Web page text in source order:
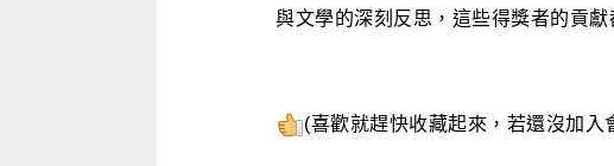
與文學的深刻反思，這些得獎者的貢
(喜歡就趕快收藏起來，若還沒加入